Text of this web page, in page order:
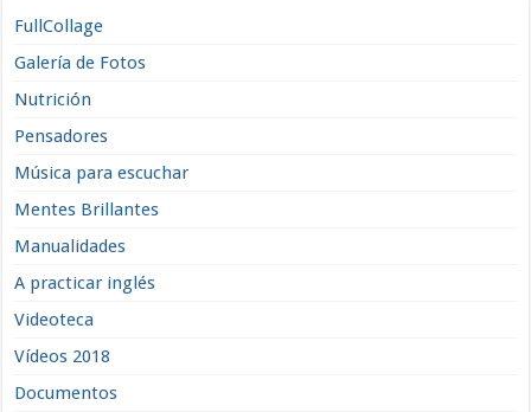
FullCollage
Galería de Fotos
Nutrición
Pensadores
Música para escuchar
Mentes Brillantes
Manualidades
A practicar inglés
Videoteca
Vídeos 2018
Documentos